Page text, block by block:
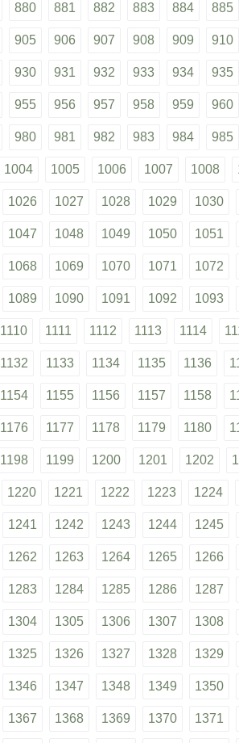
880 881 882 883 884 885
905 906 907 908 909 910
930 931 932 933 934 935
955 956 957 958 959 960
980 981 982 983 984 985
1004 1005 1006 1007 1008
1026 1027 1028 1029 1030
1047 1048 1049 1050 1051
1068 1069 1070 1071 1072
1089 1090 1091 1092 1093
1110 1111 1112 1113 1114
1132 1133 1134 1135 1136
1154 1155 1156 1157 1158
1176 1177 1178 1179 1180
1198 1199 1200 1201 1202
1220 1221 1222 1223 1224
1241 1242 1243 1244 1245
1262 1263 1264 1265 1266
1283 1284 1285 1286 1287
1304 1305 1306 1307 1308
1325 1326 1327 1328 1329
1346 1347 1348 1349 1350
1367 1368 1369 1370 1371